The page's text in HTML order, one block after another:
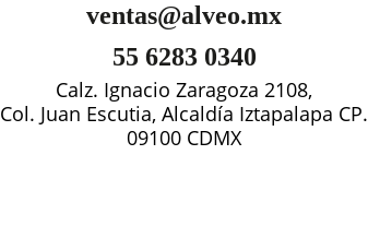
ventas@alveo.mx
55 6283 0340
Calz. Ignacio Zaragoza 2108,
Col. Juan Escutia, Alcaldía Iztapalapa CP.
09100 CDMX